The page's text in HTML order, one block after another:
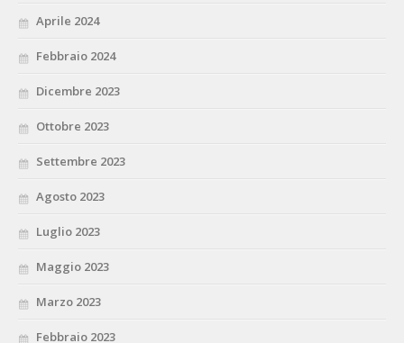
Aprile 2024
Febbraio 2024
Dicembre 2023
Ottobre 2023
Settembre 2023
Agosto 2023
Luglio 2023
Maggio 2023
Marzo 2023
Febbraio 2023